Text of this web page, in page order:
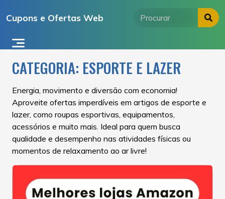
para
conteúdo
Cupons e Ofertas Web
CATEGORIA: ESPORTE E LAZER
Energia, movimento e diversão com economia!
Aproveite ofertas imperdíveis em artigos de esporte e
lazer, como roupas esportivas, equipamentos,
acessórios e muito mais. Ideal para quem busca
qualidade e desempenho nas atividades físicas ou
momentos de relaxamento ao ar livre!